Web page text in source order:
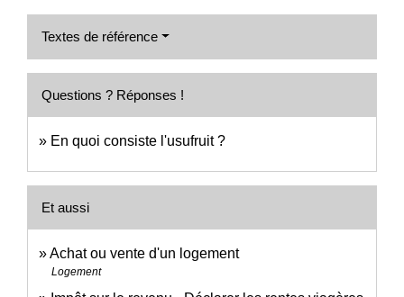
Textes de référence
Questions ? Réponses !
En quoi consiste l'usufruit ?
Et aussi
Achat ou vente d'un logement
Logement